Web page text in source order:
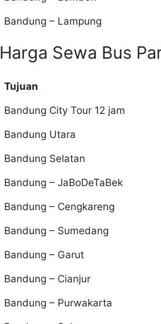
Bandung – Lampung
Harga Sewa Bus
Tujuan
Bandung City Tour 12 jam
Bandung Utara
Bandung Selatan
Bandung – JaBoDeTaBek
Bandung – Cengkareng
Bandung – Sumedang
Bandung – Garut
Bandung – Cianjur
Bandung – Purwakarta